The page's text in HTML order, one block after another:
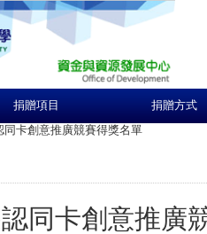
捐贈項目 捐贈方式
同卡創意推廣競賽得獎名單
同卡創意推廣